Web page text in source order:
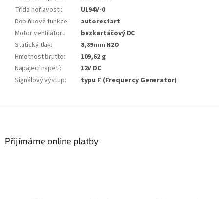
Třída hořlavosti:
UL94V-0
Doplňkové funkce:
autorestart
Motor ventilátoru:
bezkartáčový DC
Statický tlak:
8,89mm H2O
Hmotnost brutto:
109,62 g
Napájecí napětí:
12V DC
Signálový výstup: typu F (Frequency Generator)
Přijímáme online platby